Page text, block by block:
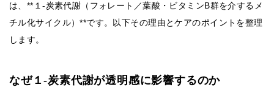
は、**１-炭素代謝（フォレート／葉酸・ビタミンB群を介するメ
チル化サイクル）**です。以下その理由とケアのポイントを整理
します。
なぜ１-炭素代謝が透明感に影響するのか